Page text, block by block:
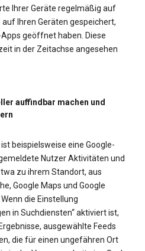
Ihrer Geräte regelmäßig auf
Ihren Geräten gespeichert,
geöffnet haben. Diese
in der Zeitachse angesehen
auffindbar machen und
beispielsweise eine Google-
Nutzer Aktivitäten und
zu ihrem Standort, aus
Google Maps und Google
die Einstellung
in Suchdiensten“ aktiviert ist,
ausgewählte Feeds
die für einen ungefähren Ort